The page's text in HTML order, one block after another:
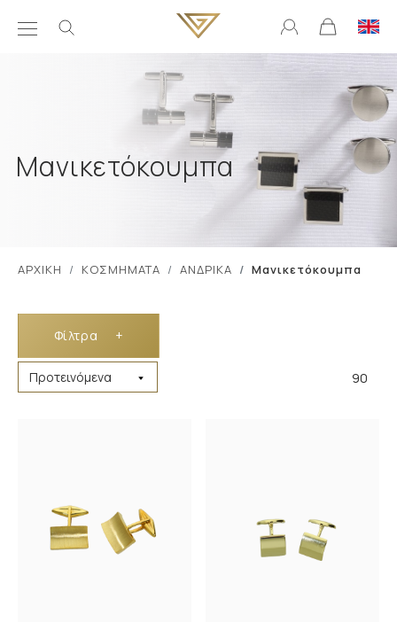
Μανικετόκουμπα
ΑΡΧΙΚΗ ΚΟΣΜΗΜΑΤΑ ΑΝΔΡΙΚΑ Μανικετόκουμπα
Φίλτρα +
90